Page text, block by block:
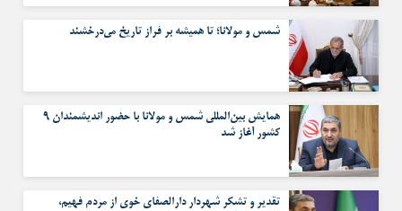
شمس و مولانا؛ تا همیشه بر فراز تاریخ می‌درخشند
همایش بین‌المللی شمس و مولانا با حضور اندیشمندان ۹
کشور آغاز شد
تقدیر و تشکر شهردار دارالصفای خوی از مردم فهیم،